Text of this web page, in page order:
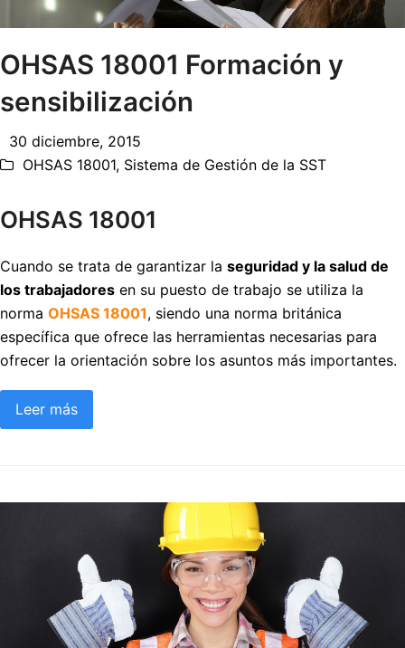
OHSAS 18001 Formación y
sensibilización
30 diciembre, 2015
OHSAS 18001, Sistema de Gestión de la SST
OHSAS 18001
Cuando se trata de garantizar la seguridad y la salud de
los trabajadores en su puesto de trabajo se utiliza la
norma OHSAS 18001, siendo una norma británica
específica que ofrece las herramientas necesarias para
ofrecer la orientación sobre los asuntos más importantes.
Leer más